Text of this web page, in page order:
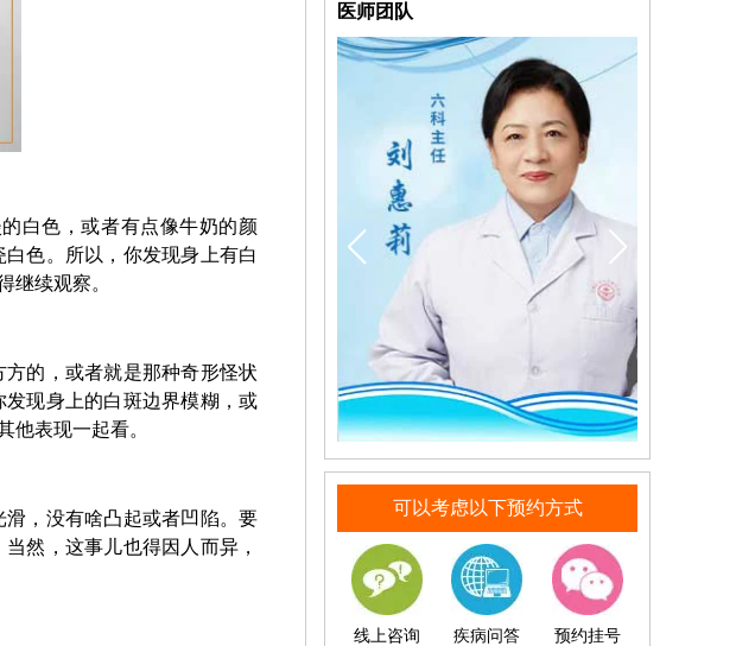
白色，或者有点像牛奶的颜
色。所以，你发现身上有白
继续观察。
的，或者就是那种奇形怪状
现身上的白斑边界模糊，或
他表现一起看。
，没有啥凸起或者凹陷。要
然，这事儿也得因人而异，
医师团队
可以考虑以下预约方式
线上咨询 疾病问答 预约挂号